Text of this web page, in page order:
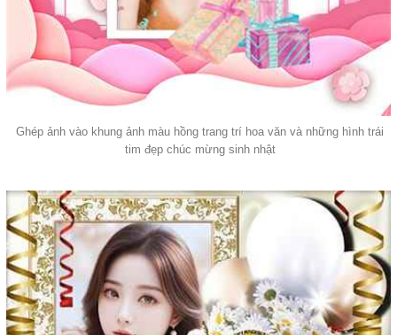
Ghép ảnh vào khung ảnh màu hồng trang trí hoa văn và những hình trái
tim đẹp chúc mừng sinh nhật